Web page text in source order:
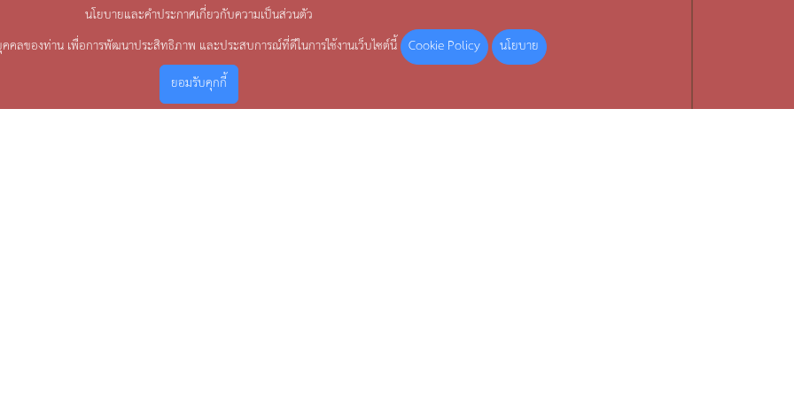
นโยบายและคำประกาศเกี่ยวกับความเป็นส่วนตัว
คลของท่าน เพื่อการพัฒนาประสิทธิภาพ และประสบการณ์ที่ดีในการใช้งานเว็บไซต์นี้ Cookie Policy
นโยบาย
ยอมรับคุกกี้